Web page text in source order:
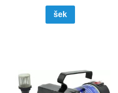
šek